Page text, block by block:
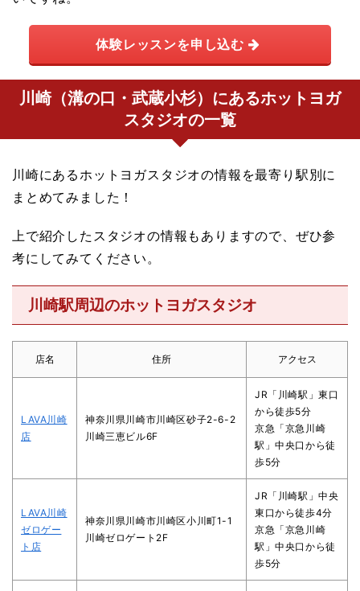
体験レッスンを申し込む
川崎（溝の口・武蔵小杉）にあるホットヨガ
スタジオの一覧
川崎にあるホットヨガスタジオの情報を最寄り駅別に
まとめてみました！
上で紹介したスタジオの情報もありますので、ぜひ参
考にしてみてください。
川崎駅周辺のホットヨガスタジオ
店名 住所 アクセス
LAVA川崎
店
神奈川県川崎市川崎区砂子2-6-2
川崎三恵ビル6F
JR「川崎駅」東口
から徒歩5分
京急「京急川崎
駅」中央口から徒
歩5分
LAVA川崎
ゼロゲー
ト店
神奈川県川崎市川崎区小川町1-1
川崎ゼロゲート2F
JR「川崎駅」中央
東口から徒歩4分
京急「京急川崎
駅」中央口から徒
歩5分